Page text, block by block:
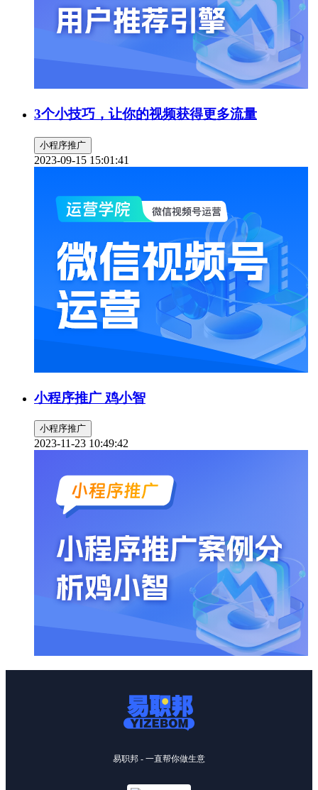
3个小技巧，让你的视频获得更多流量
小程序推广
2023-09-15 15:01:41
小程序推广 鸡小智
小程序推广
2023-11-23 10:49:42
易职邦 - 一直帮你做生意